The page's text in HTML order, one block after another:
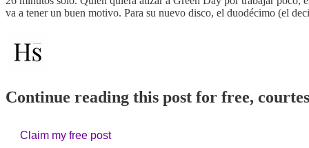
va a tener un buen motivo. Para su nuevo disco, el duodécimo (el
Continue reading this post for free,
Claim my free post